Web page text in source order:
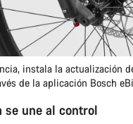
instala la actualización
de la aplicación Bosch
se une al control